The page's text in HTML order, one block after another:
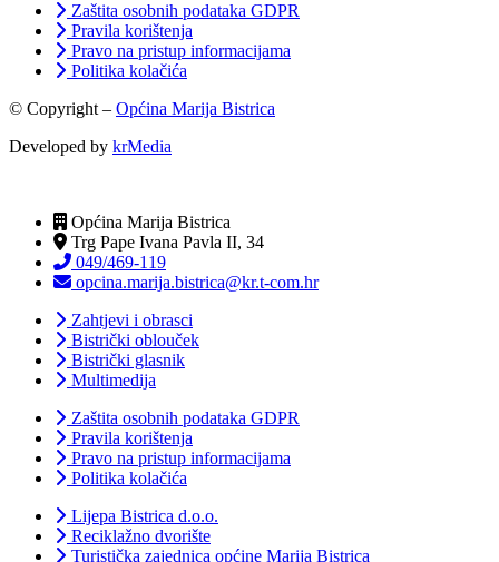
Zaštita osobnih podataka GDPR
Pravila korištenja
Pravo na pristup informacijama
Politika kolačića
© Copyright – Općina Marija Bistrica
Developed by krMedia
Općina Marija Bistrica
Trg Pape Ivana Pavla II, 34
049/469-119
opcina.marija.bistrica@kr.t-com.hr
Zahtjevi i obrasci
Bistrički oblouček
Bistrički glasnik
Multimedija
Zaštita osobnih podataka GDPR
Pravila korištenja
Pravo na pristup informacijama
Politika kolačića
Lijepa Bistrica d.o.o.
Reciklažno dvorište
Turistička zajednica općine Marija Bistrica